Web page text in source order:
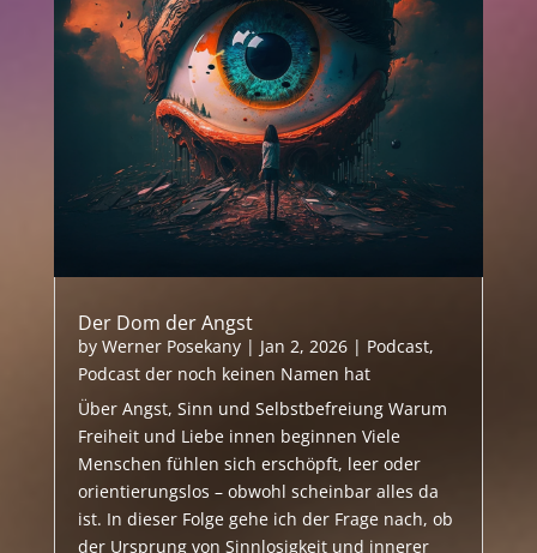
Der Dom der Angst
by Werner Posekany| Jan 2, 2026| Podcast,
Podcast der noch keinen Namen hat
Über Angst, Sinn und Selbstbefreiung Warum
Freiheit und Liebe innen beginnen Viele
Menschen fühlen sich erschöpft, leer oder
orientierungslos – obwohl scheinbar alles da
ist. In dieser Folge gehe ich der Frage nach, ob
der Ursprung von Sinnlosigkeit und innerer